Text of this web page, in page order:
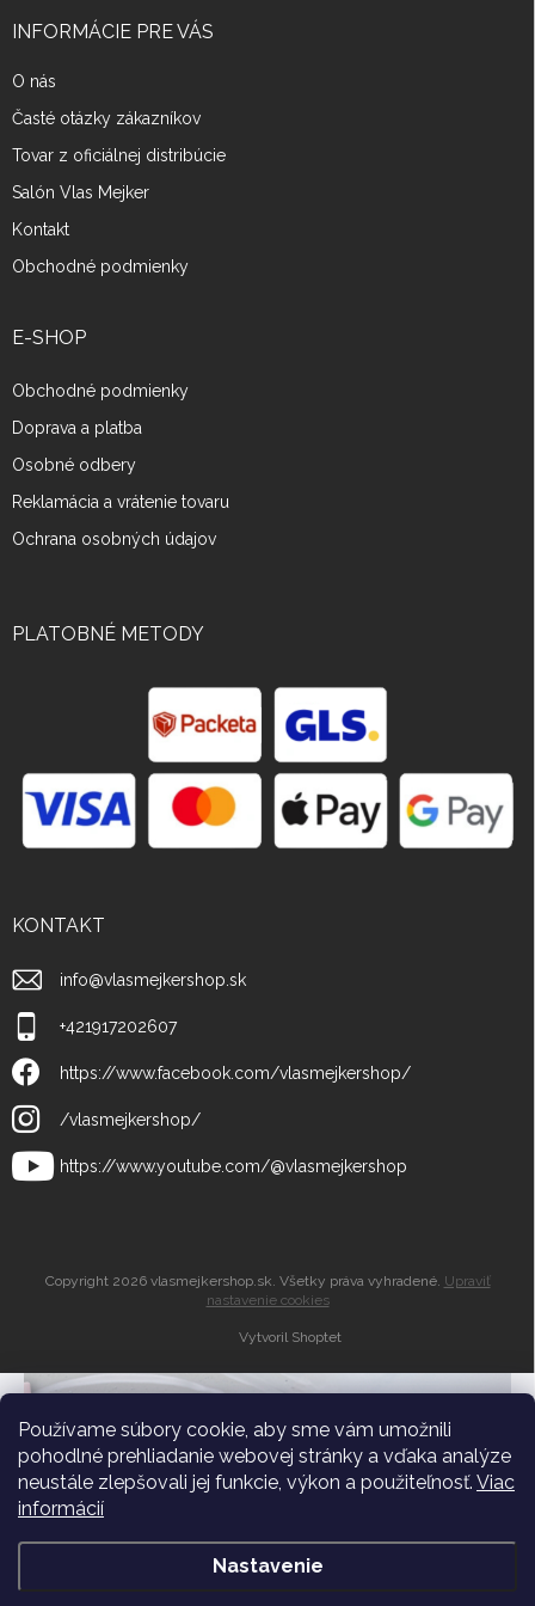
Používame súbory cookie, aby sme vám umožnili
pohodlné prehliadanie webovej stránky a vďaka analýze
neustále zlepšovali jej funkcie, výkon a použiteľnosť. Viac
informácií
Nastavenie
INFORMÁCIE PRE VÁS
O nás
Časté otázky zákazníkov
Tovar z oficiálnej distribúcie
Salón Vlas Mejker
Kontakt
Obchodné podmienky
E-SHOP
Obchodné podmienky
Doprava a platba
Osobné odbery
Reklamácia a vrátenie tovaru
Ochrana osobných údajov
PLATOBNÉ METODY
KONTAKT
info@vlasmejkershop.sk
+421917202607
https://www.facebook.com/vlasmejkershop/
/vlasmejkershop/
https://www.youtube.com/@vlasmejkershop
Vytvoril Shoptet
Copyright 2026 vlasmejkershop.sk . Všetky práva vyhradené. Upraviť
nastavenie cookies
Zľava 10% dokošíka
Dostávajte pravidelné novinky a zľavy medzi